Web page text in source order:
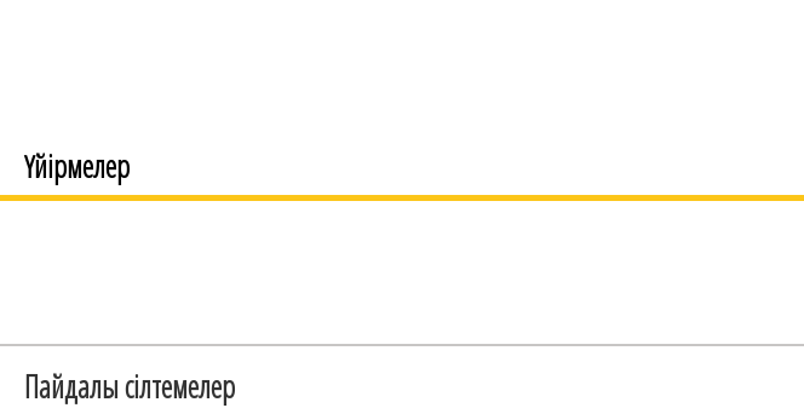
Үйірмелер
Пайдалы сілтемелер